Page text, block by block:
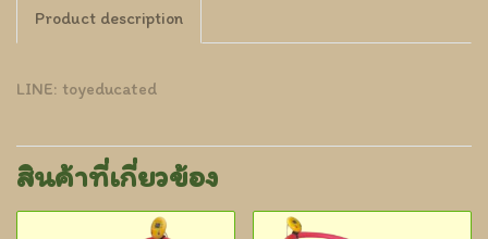
Product description
LINE: toyeducated
สินค้าที่เกี่ยวข้อง